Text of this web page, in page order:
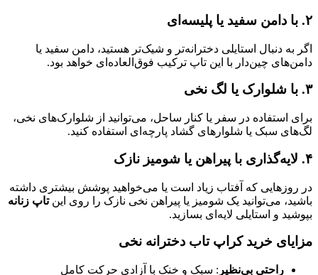
۲. با دامن سفید یا پلیسه‌ای
اگر به دنبال استایلی دخترانه‌تر و شیک‌تر هستید، دامن سفید یا
دامن‌های چین‌دار با این تاپ ترکیب فوق‌العاده‌ای خواهد بود.
۳. با شلوارک یا لگ نخی
برای استفاده در سفر یا کنار ساحل، می‌توانید از شلوارک‌های نخی،
لگ‌های سبک یا شلوارهای گشاد پارچه‌ای استفاده کنید.
۴. لایه‌گذاری با پیراهن یا شومیز نازک
در روزهایی که آفتاب زیاد است یا می‌خواهید پوشش بیشتری داشته
باشید، می‌توانید یک شومیز یا پیراهن نخی نازک را روی اینتاپ زنانه
بپوشید و استایلی لایه‌ای بسازید.
مزایای خرید کراپ تاب دخترانه نخی
راحتی بی‌نظیر : سبک و خنک با آزادی حرکت کامل